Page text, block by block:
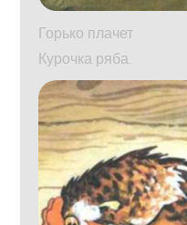
Горько плачет
Курочка ряба.